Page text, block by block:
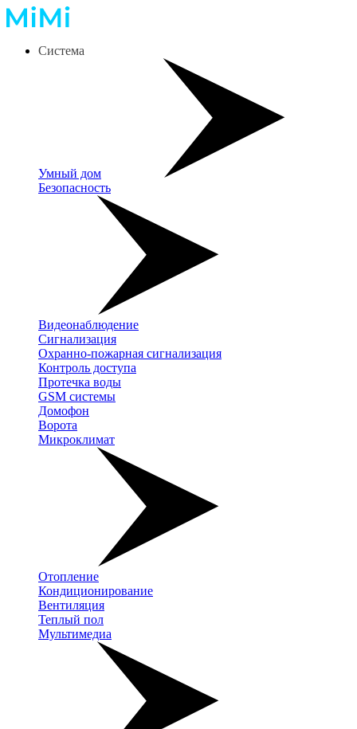
Система
Умный дом
Безопасность
Видеонаблюдение
Сигнализация
Охранно-пожарная сигнализация
Контроль доступа
Протечка воды
GSM системы
Домофон
Ворота
Микроклимат
Отопление
Кондиционирование
Вентиляция
Теплый пол
Мультимедиа